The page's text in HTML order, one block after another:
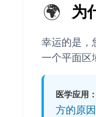
🌍 为
幸运的是，
一个平面区
医学应用：
方的原因